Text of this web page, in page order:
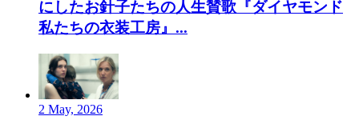
にしたお針子たちの人生賛歌『ダイヤモンド
私たちの衣装工房』...
2 May, 2026